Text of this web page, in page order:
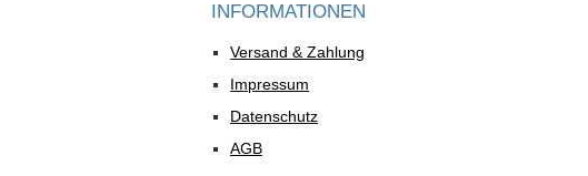
INFORMATIONEN
Versand & Zahlung
Impressum
Datenschutz
AGB